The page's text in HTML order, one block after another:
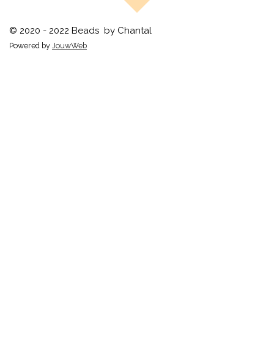
© 2020 - 2022 Beads by Chantal
Powered by JouwWeb